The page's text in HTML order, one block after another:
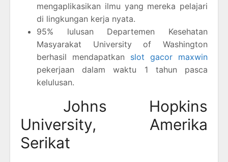
mengaplikasikan ilmu yang mereka pelajari
di lingkungan kerja nyata.
95% lulusan Departemen Kesehatan
Masyarakat University of Washington
berhasil mendapatkan slot gacor maxwin
pekerjaan dalam waktu 1 tahun pasca
kelulusan.
Johns Hopkins
University, Amerika
Serikat